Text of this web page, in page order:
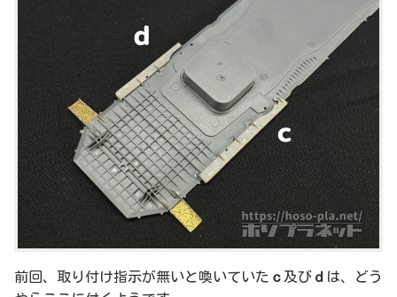
前回、取り付け指示が無いと喚いていた ｃ 及び ｄ は、どう